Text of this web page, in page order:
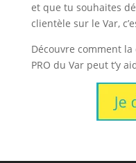
et que tu souhaites
clientèle sur le Var,
Découvre comment
PRO du Var peut t’y